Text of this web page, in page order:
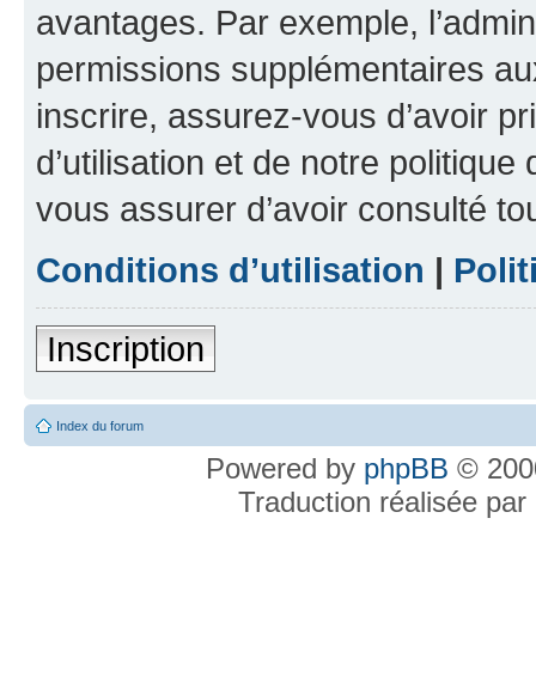
avantages. Par exemple,
permissions supplémentaires
inscrire, assurez-vous d’avoir
d’utilisation et de notre
vous assurer d’avoir consulté
Conditions d’utilisation |
Inscription
Index du forum
Powered by phpBB ©
Traduction réalisée par